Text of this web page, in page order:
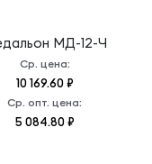
МД-12-Ч
Ср. цена:
10 169.60 ₽
Ср. опт. цена:
5 084.80 ₽